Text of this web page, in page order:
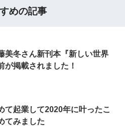
めの記事
美冬さん新刊本『新しい世界
が掲載されました！
て起業して2020年に叶ったこ
てみました